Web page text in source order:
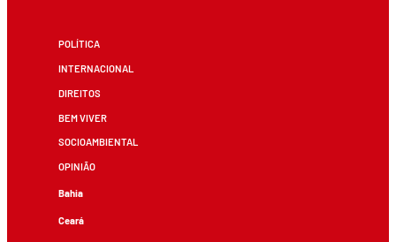
POLÍTICA
INTERNACIONAL
DIREITOS
BEM VIVER
SOCIOAMBIENTAL
OPINIÃO
Bahia
Ceará